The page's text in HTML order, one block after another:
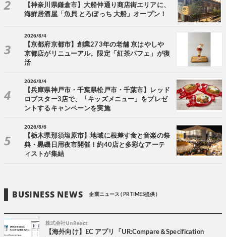
【神奈川県鎌倉市】大船仲通り商店街エリアに、
海鮮居酒屋「魚貝 とろぼっち 大船」オープン！
2026/8/4
【京都府京都市】創業273年の老舗 京はやしや
京都店がリニューアル。限定「紅茶パフェ」が復
活
2026/8/4
【兵庫県神戸市・千葉県松戸市・千葉市】レッド
ロブスター3店で、「キッズメニュー」をプレゼ
ントするキャンペーンを実施
2026/8/6
【栃木県那須塩原市】地域に根差す食と音楽の祭
典・黒磯日用夜市開催！約40店と多彩なアーテ
ィストが集結
BUSINESS NEWS 企業ニュース ( PR TIMES提供 )
株式会社UnReact
【海外向け】EC アプリ「UR:Compare＆Specification